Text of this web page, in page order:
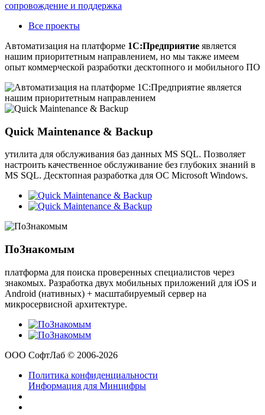
сопровождение и поддержка
Все проекты
Автоматизация на платформе 1С:Предприятие является
нашим приоритетным направлением, но мы также имеем
опыт коммерческой разработки десктопного и мобильного ПО
Quick Maintenance & Backup
утилита для обслуживания баз данных MS SQL. Позволяет
настроить качественное обслуживание без глубоких знаний в
MS SQL. Десктопная разработка для ОС Microsoft Windows.
ПоЗнакомым
платформа для поиска проверенных специалистов через
знакомых. Разработка двух мобильных приложений для iOS и
Android (нативных) + масштабируемый сервер на
микросервисной архитектуре.
ООО СофтЛаб © 2006-2026
Политика конфиденциальности
Информация для Минцифры